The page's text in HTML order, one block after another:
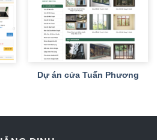
Dự án cửa Tuấn Phương